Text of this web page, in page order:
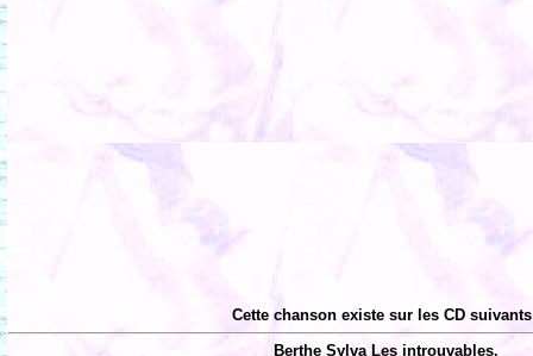
Cette chanson existe sur les CD
Berthe Sylva Les introuvables.